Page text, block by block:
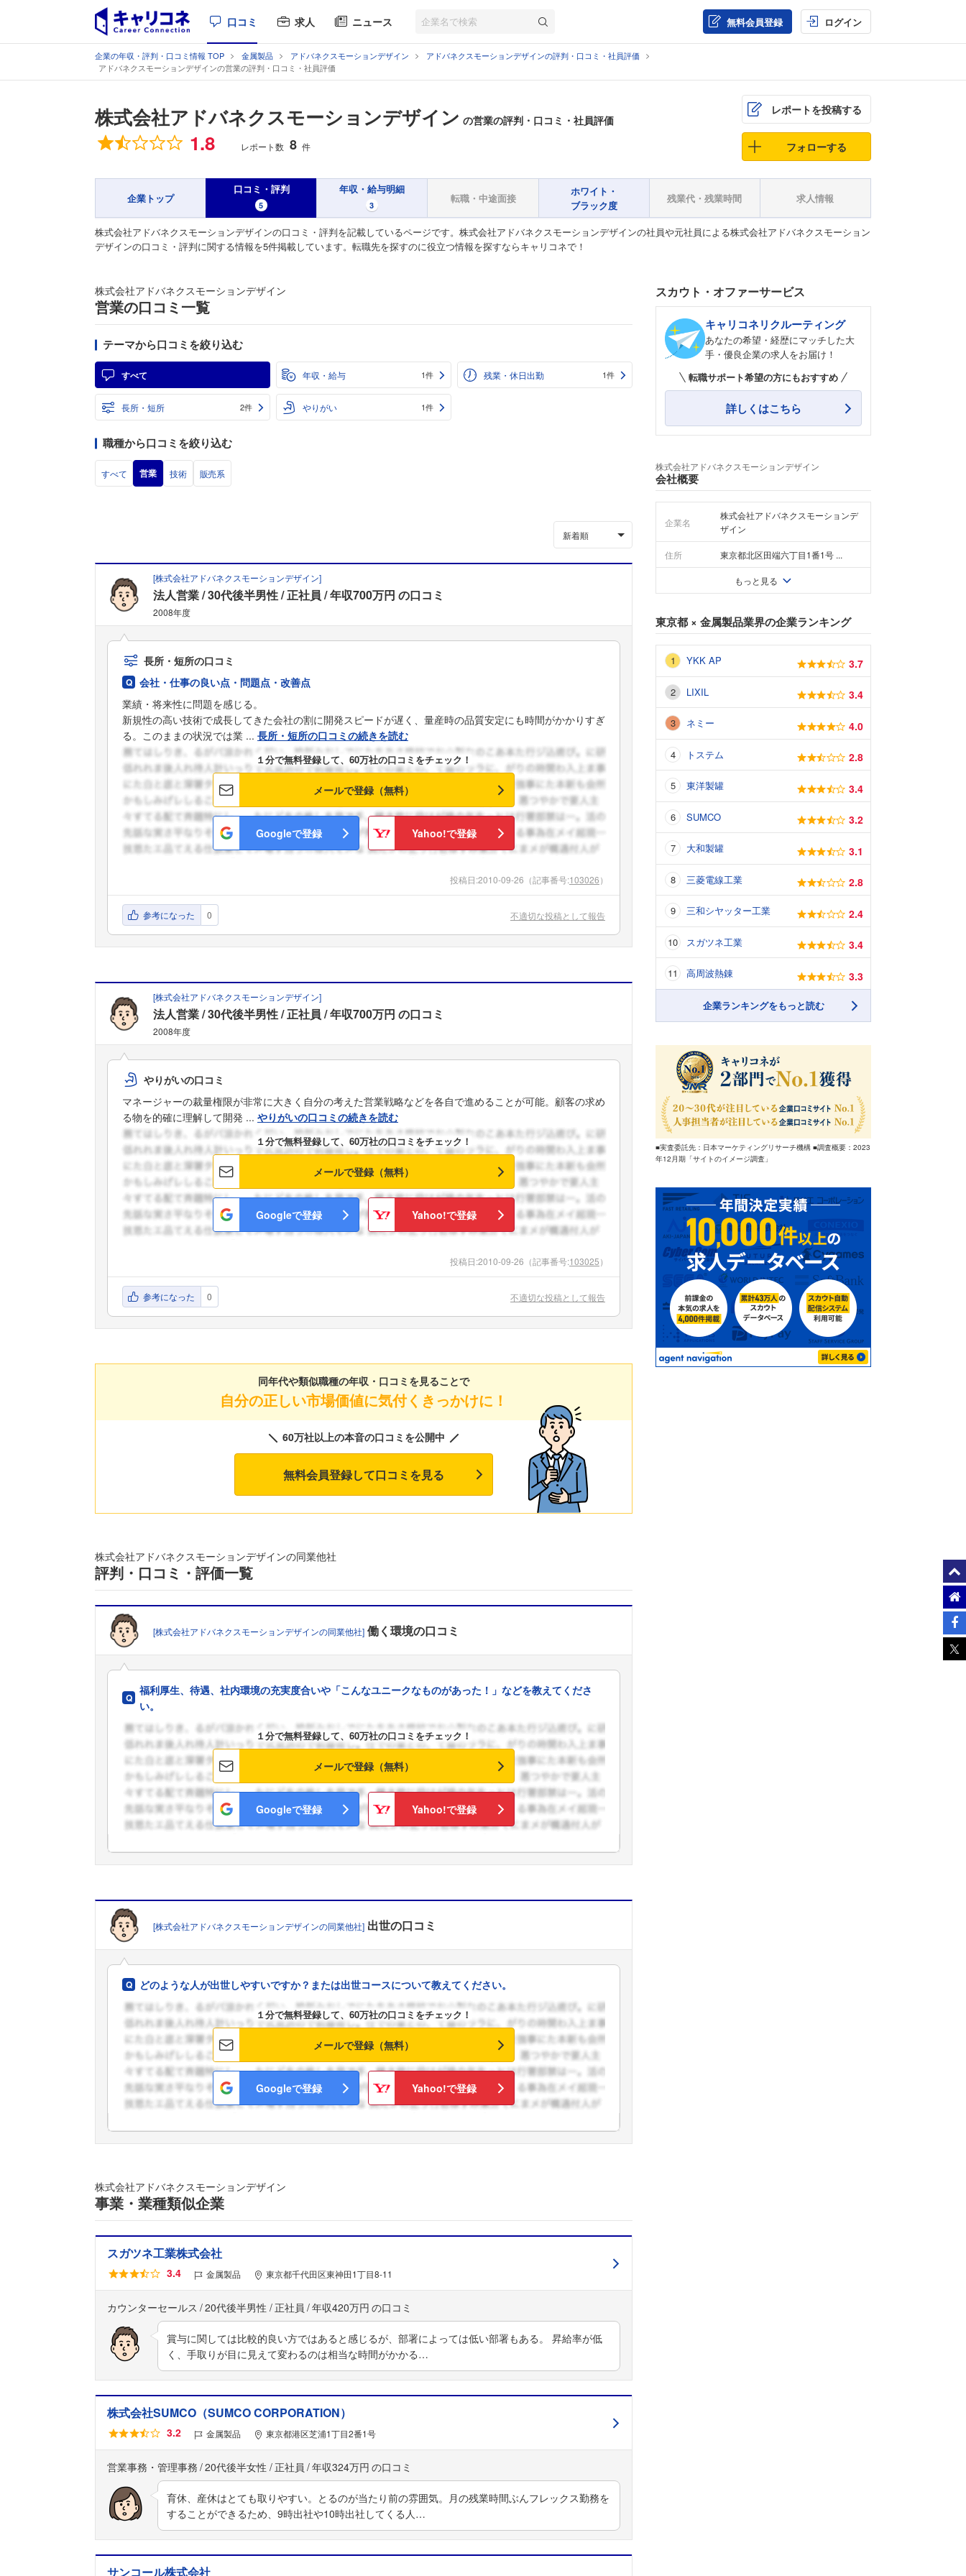
口コミ 求人 ニュース 無料会員登録 ログイン
企業の年収・評判・口コミ情報 TOP 金属製品 アドバネクスモーションデザイン
アドバネクスモーションデザインの評判・口コミ・社員評価
アドバネクスモーションデザインの営業の評判・口コミ・社員評価
株式会社アドバネクスモーションデザイン の営業の評判・口コミ・社員評価
総合評価
1.8 レポート数 8 件
レポートを投稿する
フォローする
企業トップ
口コミ・評判
5
年収・給与明細
3
転職・中途面接
ホワイト・
ブラック度
残業代・残業時間 求人情報
株式会社アドバネクスモーションデザインの口コミ・評判を記載しているページです。株式会社アドバネクスモーションデザインの社員や元社員による株式会社アドバネクスモーション
デザインの口コミ・評判に関する情報を5件掲載しています。転職先を探すのに役立つ情報を探すならキャリコネで！
フォローしました
こちらの企業もフォローしませんか？
株式会社アドバネクスモーションデザイン
営業の口コミ一覧
テーマから口コミを絞り込む
すべて 年収・給与 1件 残業・休日出勤 1件
長所・短所 2件 やりがい 1件
職種から口コミを絞り込む
すべて 営業 技術 販売系
新着順
[株式会社アドバネクスモーションデザイン]
法人営業 30代後半男性 正社員 年収700万円 の口コミ
2008年度
長所・短所の口コミ
会社・仕事の良い点・問題点・改善点
業績・将来性に問題を感じる。
新規性の高い技術で成長してきた会社の割に開発スピードが遅く、量産時の品質安定にも時間がかかりすぎ
る。このままの状況では業 ... 長所・短所の口コミの続きを読む
１分で無料登録して、60万社の口コミをチェック！
メールで登録（無料）
Googleで登録 Yahoo!で登録
投稿日:2010-09-26 （記事番号:103026）
参考になった 0 不適切な投稿として報告
[株式会社アドバネクスモーションデザイン]
法人営業 30代後半男性 正社員 年収700万円 の口コミ
2008年度
やりがいの口コミ
マネージャーの裁量権限が非常に大きく自分の考えた営業戦略などを各自で進めることが可能。顧客の求め
る物を的確に理解して開発 ... やりがいの口コミの続きを読む
１分で無料登録して、60万社の口コミをチェック！
メールで登録（無料）
Googleで登録 Yahoo!で登録
投稿日:2010-09-26 （記事番号:103025）
参考になった 0 不適切な投稿として報告
同年代や類似職種の年収・口コミを見ることで
自分の正しい市場価値に気付くきっかけに！
60万社以上の本音の口コミを公開中
無料会員登録して口コミを見る
株式会社アドバネクスモーションデザインの同業他社
評判・口コミ・評価一覧
[株式会社アドバネクスモーションデザインの同業他社] 働く環境の口コミ
福利厚生、待遇、社内環境の充実度合いや「こんなユニークなものがあった！」などを教えてくださ
い。
１分で無料登録して、60万社の口コミをチェック！
メールで登録（無料）
Googleで登録 Yahoo!で登録
[株式会社アドバネクスモーションデザインの同業他社] 出世の口コミ
どのような人が出世しやすいですか？または出世コースについて教えてください。
１分で無料登録して、60万社の口コミをチェック！
メールで登録（無料）
Googleで登録 Yahoo!で登録
株式会社アドバネクスモーションデザイン
事業・業種類似企業
スガツネ工業株式会社
3.4 金属製品 東京都千代田区東神田1丁目8-11
カウンターセールス 20代後半男性 正社員 年収420万円
賞与に関しては比較的良い方ではあると感じるが、部署によっては低い部署もある。 昇給率が低
く、手取りが目に見えて変わるのは相当な時間がかかる…
株式会社SUMCO（SUMCO CORPORATION）
3.2 金属製品 東京都港区芝浦1丁目2番1号
営業事務・管理事務 20代後半女性 正社員 年収324万円
育休、産休はとても取りやすい。とるのが当たり前の雰囲気。月の残業時間ぶんフレックス勤務を
することができるため、9時出社や10時出社してくる人…
サンコール株式会社
スカウト・オファーサービス
キャリコネリクルーティング
あなたの希望・経歴にマッチした大
手・優良企業の求人をお届け！
転職サポート希望の方にもおすすめ
詳しくはこちら
株式会社アドバネクスモーションデザイン
会社概要
企業名
株式会社アドバネクスモーションデ
ザイン
住所 東京都北区田端六丁目1番1号 ...
もっと見る
東京都 × 金属製品業界の企業ランキング
YKK AP 3.7
LIXIL 3.4
ネミー 4.0
トステム 2.8
東洋製罐 3.4
SUMCO 3.2
大和製罐 3.1
三菱電線工業 2.8
三和シヤッター工業 2.4
スガツネ工業 3.4
高周波熱錬 3.3
企業ランキングをもっと読む
■実査委託先：日本マーケティングリサーチ機構 ■調査概要：2023
年12月期「サイトのイメージ調査」